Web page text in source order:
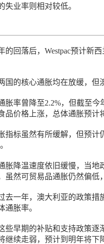
失业率则相对较低。
的回落后，Westpac预计新
国的核心通胀均在放缓，但
胀率曾降至2.2%，但截至
品价格上涨，总体通胀预计
指标虽然有所缓解，但预计
胀降温速度依旧缓慢，当
虽然可贸易品通胀仍然偏低
去一年，澳大利亚的政策
通胀率。
些早期的补贴和支持政策逐
继续走弱，预计到明年将下